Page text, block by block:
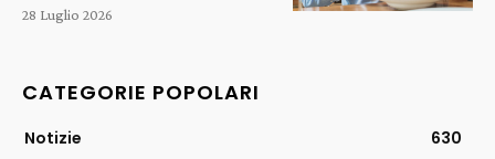
28 Luglio 2026
CATEGORIE POPOLARI
Notizie
630